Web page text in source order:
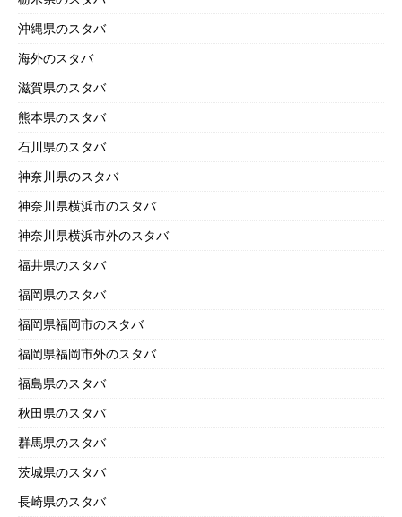
沖縄県のスタバ
海外のスタバ
滋賀県のスタバ
熊本県のスタバ
石川県のスタバ
神奈川県のスタバ
神奈川県横浜市のスタバ
神奈川県横浜市外のスタバ
福井県のスタバ
福岡県のスタバ
福岡県福岡市のスタバ
福岡県福岡市外のスタバ
福島県のスタバ
秋田県のスタバ
群馬県のスタバ
茨城県のスタバ
長崎県のスタバ